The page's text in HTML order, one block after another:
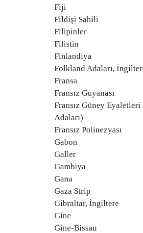
Fiji
Fildişi Sahili
Filipinler
Filistin
Finlandiya
Folkland Adaları,
Fransa
Fransız Guyanası
Fransız Güney
Adaları)
Fransız Polinezyası
Gabon
Galler
Gambiya
Gana
Gaza Strip
Gibraltar, İngiltere
Gine
Gine-Bissau